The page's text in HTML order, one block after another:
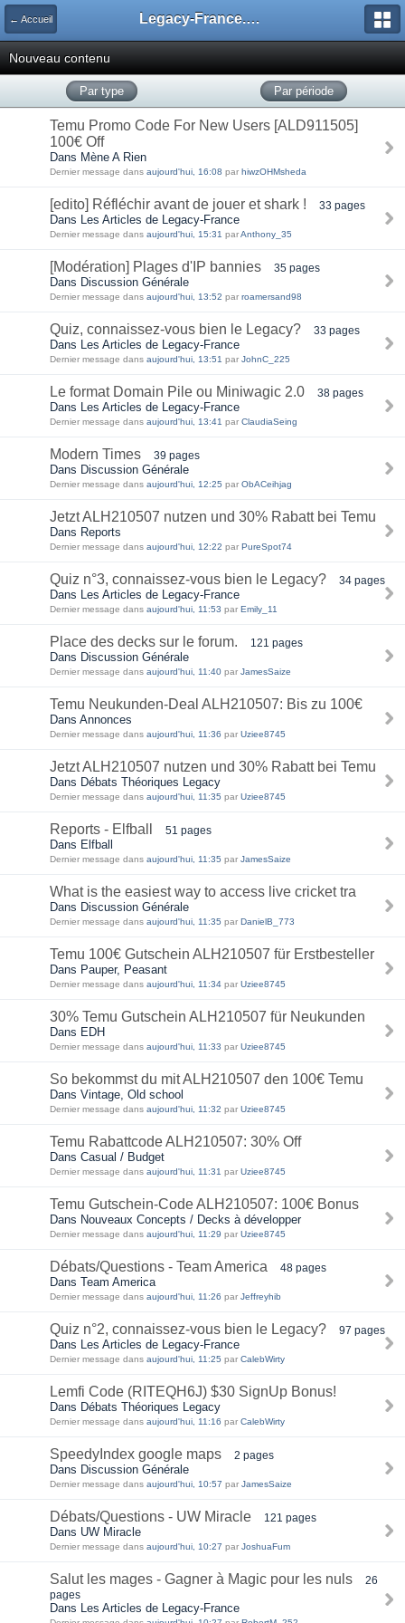
← Accueil Legacy-France.org - Forum
Nouveau contenu
Par type Par période
Temu Promo Code For New Users [ALD911505]
100€ Off
Dans Mène A Rien
Dernier message dans aujourd'hui, 16:08 par hiwzOHMsheda
[edito] Réfléchir avant de jouer et shark ! 33 pages
Dans Les Articles de Legacy-France
Dernier message dans aujourd'hui, 15:31 parAnthony_35
[Modération] Plages d'IP bannies 35 pages
Dans Discussion Générale
Dernier message dans aujourd'hui, 13:52 par roamersand98
Quiz, connaissez-vous bien le Legacy? 33 pages
Dans Les Articles de Legacy-France
Dernier message dans aujourd'hui, 13:51 par JohnC_225
Le format Domain Pile ou Miniwagic 2.0 38 pages
Dans Les Articles de Legacy-France
Dernier message dans aujourd'hui, 13:41 par ClaudiaSeing
Modern Times 39 pages
Dans Discussion Générale
Dernier message dans aujourd'hui, 12:25 par ObACeihjag
Jetzt ALH210507 nutzen und 30% Rabatt bei Temu
Dans Reports
Dernier message dans aujourd'hui, 12:22 par PureSpot74
Quiz n°3, connaissez-vous bien le Legacy? 34 pages
Dans Les Articles de Legacy-France
Dernier message dans aujourd'hui, 11:53 par Emily_11
Place des decks sur le forum. 121 pages
Dans Discussion Générale
Dernier message dans aujourd'hui, 11:40 par JamesSaize
Temu Neukunden-Deal ALH210507: Bis zu 100€
Dans Annonces
Dernier message dans aujourd'hui, 11:36 par Uziee8745
Jetzt ALH210507 nutzen und 30% Rabatt bei Temu
Dans Débats Théoriques Legacy
Dernier message dans aujourd'hui, 11:35 par Uziee8745
Reports - Elfball 51 pages
Dans Elfball
Dernier message dans aujourd'hui, 11:35 par JamesSaize
What is the easiest way to access live cricket tra
Dans Discussion Générale
Dernier message dans aujourd'hui, 11:35 par DanielB_773
Temu 100€ Gutschein ALH210507 für Erstbesteller
Dans Pauper, Peasant
Dernier message dans aujourd'hui, 11:34 par Uziee8745
30% Temu Gutschein ALH210507 für Neukunden
Dans EDH
Dernier message dans aujourd'hui, 11:33 par Uziee8745
So bekommst du mit ALH210507 den 100€ Temu
Dans Vintage, Old school
Dernier message dans aujourd'hui, 11:32 par Uziee8745
Temu Rabattcode ALH210507: 30% Off
Dans Casual / Budget
Dernier message dans aujourd'hui, 11:31 par Uziee8745
Temu Gutschein-Code ALH210507: 100€ Bonus
Dans Nouveaux Concepts / Decks à développer
Dernier message dans aujourd'hui, 11:29 par Uziee8745
Débats/Questions - Team America 48 pages
Dans Team America
Dernier message dans aujourd'hui, 11:26 par Jeffreyhib
Quiz n°2, connaissez-vous bien le Legacy? 97 pages
Dans Les Articles de Legacy-France
Dernier message dans aujourd'hui, 11:25 par CalebWirty
Lemfi Code (RITEQH6J) $30 SignUp Bonus!
Dans Débats Théoriques Legacy
Dernier message dans aujourd'hui, 11:16 par CalebWirty
SpeedyIndex google maps 2 pages
Dans Discussion Générale
Dernier message dans aujourd'hui, 10:57 par JamesSaize
Débats/Questions - UW Miracle 121 pages
Dans UW Miracle
Dernier message dans aujourd'hui, 10:27 par JoshuaFum
Salut les mages - Gagner à Magic pour les nuls
26
pages
Dans Les Articles de Legacy-France